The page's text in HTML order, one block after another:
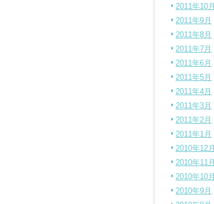
2011年10月
2011年9月
2011年8月
2011年7月
2011年6月
2011年5月
2011年4月
2011年3月
2011年2月
2011年1月
2010年12月
2010年11月
2010年10月
2010年9月